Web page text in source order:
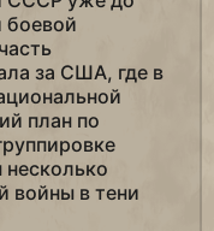
боевой
за США, где в
план по
войны в тени